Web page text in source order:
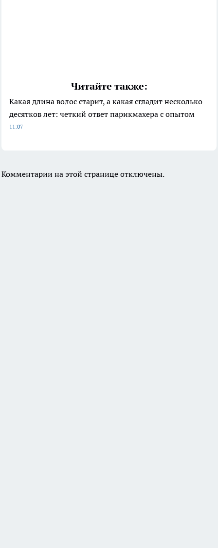
Читайте также:
Какая длина волос старит, а какая сгладит несколько
десятков лет: четкий ответ парикмахера с опытом
11:07
Комментарии на этой странице отключены.